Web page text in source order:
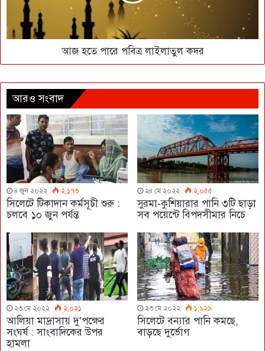
আজ হতে পারে পবিত্র লাইলাতুল কদর
আরও সংবাদ
৪ জুন ২০২২ ২,১৭৩
সিলেটে টিকাদান কর্মসূচী শুরু :
চলবে ১০ জুন পর্যন্ত
২৪ মে ২০২২ ২,০৫৫
সুরমা-কুশিয়ারার পানি ৩টি ছাড়া
সব পয়েন্টে বিপদসীমার নিচে
২৩ মে ২০২২ ২,০২১
আলিয়া মাদ্রাসায় দু’পক্ষের
সংঘর্ষ : সাংবাদিকের উপর
হামলা
২৩ মে ২০২২ ১,৯২৯
সিলেটে বন্যার পানি কমছে,
বাড়ছে দুর্ভোগ